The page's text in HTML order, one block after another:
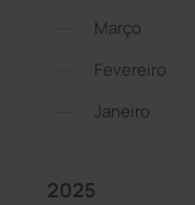
Março
Fevereiro
Janeiro
2025